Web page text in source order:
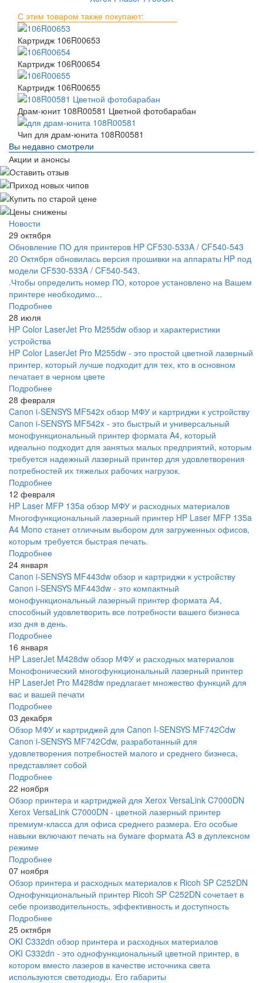
С этим товаром также покупают:
Картридж 106R00653
Картридж 106R00654
Картридж 106R00655
Драм-юнит 108R00581 Цветной фотобарабан
Чип для драм-юнита 108R00581
Вы недавно смотрели
Акции и анонсы
Новости
29 октября
Обновление ПО для принтеров HP CF530-533A / CF540-543
20 Октября обновилась версия прошивки на аппараты HP под
модели CF530-533A / CF540-543.
.Чтобы определить номер ПО, которое установлено на Вашем
принтере необходимо...
Подробнее
28 июля
HP Color LaserJet Pro M255dw обзор и характеристики
устройства
HP Color LaserJet Pro M255dw - это простой цветной лазерный
принтер, который лучше подходит для тех, кто в основном
печатает в черном цвете
Подробнее
28 февраля
Canon i-SENSYS MF542x обзор МФУ и картриджи к устройству
Canon i-SENSYS MF542x - это быстрый и универсальный
монофункциональный принтер формата A4, который
идеально подходит для занятых малых предприятий, которым
требуется надежный лазерный принтер для удовлетворения
потребностей их тяжелых рабочих нагрузок.
Подробнее
12 февраля
HP Laser MFP 135a обзор МФУ и расходных материалов
Многофункциональный лазерный принтер HP Laser MFP 135a
A4 Mono станет отличным выбором для загруженных офисов,
которым требуется быстрая печать.
Подробнее
24 января
Canon i-SENSYS MF443dw обзор и картриджи к устройству
Canon i-SENSYS MF443dw - это компактный
монофункциональный лазерный принтер формата А4,
способный удовлетворить все потребности вашего бизнеса
изо дня в день.
Подробнее
16 января
HP LaserJet M428dw обзор МФУ и расходных материалов
Монофонический многофункциональный лазерный принтер
HP LaserJet Pro M428dw предлагает множество функций для
вас и вашей печати
Подробнее
03 декабря
Обзор МФУ и картриджей для Canon I-SENSYS MF742Cdw
Canon i-SENSYS MF742Cdw, разработанный для
удовлетворения потребностей малого и среднего бизнеса,
представляет собой
Подробнее
22 ноября
Обзор принтера и картриджей для Xerox VersaLink C7000DN
Xerox VersaLink C7000DN - цветной лазерный принтер
премиум-класса для офиса среднего размера. Его особые
навыки включают печать на бумаге формата A3 в дуплексном
режиме
Подробнее
07 ноября
Обзор принтера и расходных материалов к Ricoh SP C252DN
Однофункциональный принтер Ricoh SP C252DN сочетает в
себе производительность, эффективность и доступность
Подробнее
25 октября
OKI C332dn обзор принтера и расходных материалов
OKI C332dn - это однофункциональный цветной принтер, в
котором вместо лазеров в качестве источника света
используются светодиоды. Его габариты